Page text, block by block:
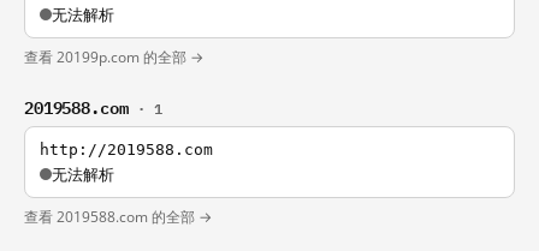
无法解析
查看 20199p.com 的全部 →
2019588.com · 1
http://2019588.com
无法解析
查看 2019588.com 的全部 →